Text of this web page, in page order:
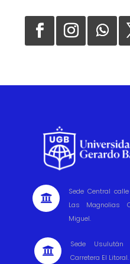

Sede Central
Las Magnolias
Miguel.

Sede Usulután
Carretera El Litoral.